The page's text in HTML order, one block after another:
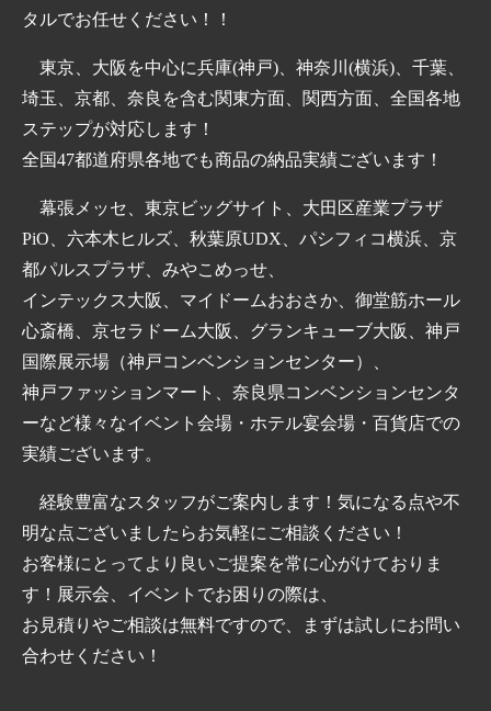
タルでお任せください！！
東京、大阪を中心に兵庫(神戸)、神奈川(横浜)、千葉、
埼玉、京都、奈良を含む関東方面、関西方面、全国各地
ステップが対応します！
全国47都道府県各地でも商品の納品実績ございます！
幕張メッセ、東京ビッグサイト、大田区産業プラザ
PiO、六本木ヒルズ、秋葉原UDX、パシフィコ横浜、京
都パルスプラザ、みやこめっせ、
インテックス大阪、マイドームおおさか、御堂筋ホール
心斎橋、京セラドーム大阪、グランキューブ大阪、神戸
国際展示場（神戸コンベンションセンター）、
神戸ファッションマート、奈良県コンベンションセンタ
ーなど様々なイベント会場・ホテル宴会場・百貨店での
実績ございます。
経験豊富なスタッフがご案内します！気になる点や不
明な点ございましたらお気軽にご相談ください！
お客様にとってより良いご提案を常に心がけておりま
す！展示会、イベントでお困りの際は、
お見積りやご相談は無料ですので、まずは試しにお問い
合わせください！